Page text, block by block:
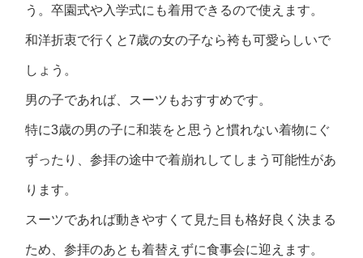
う。卒園式や入学式にも着用できるので使えます。
和洋折衷で行くと7歳の女の子なら袴も可愛らしいで
しょう。
男の子であれば、スーツもおすすめです。
特に3歳の男の子に和装をと思うと慣れない着物にぐ
ずったり、参拝の途中で着崩れしてしまう可能性があ
ります。
スーツであれば動きやすくて見た目も格好良く決まる
ため、参拝のあとも着替えずに食事会に迎えます。